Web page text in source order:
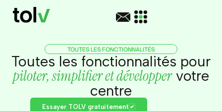
TOUTES LES FONCTIONNALITÉS
Toutes les fonctionnalités pour
piloter, simplifier et développervotre
centre
Essayer TOLV gratuitement